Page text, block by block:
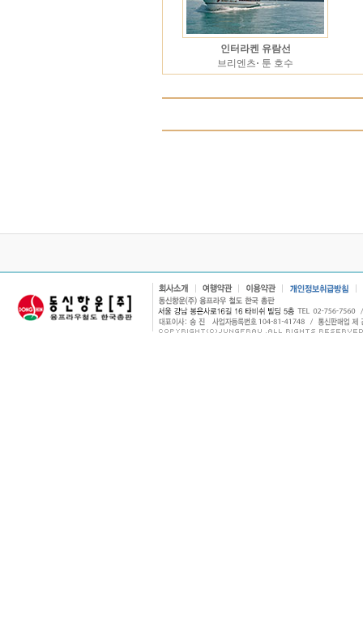
인터라켄 유람선
브리엔츠· 툰 호수